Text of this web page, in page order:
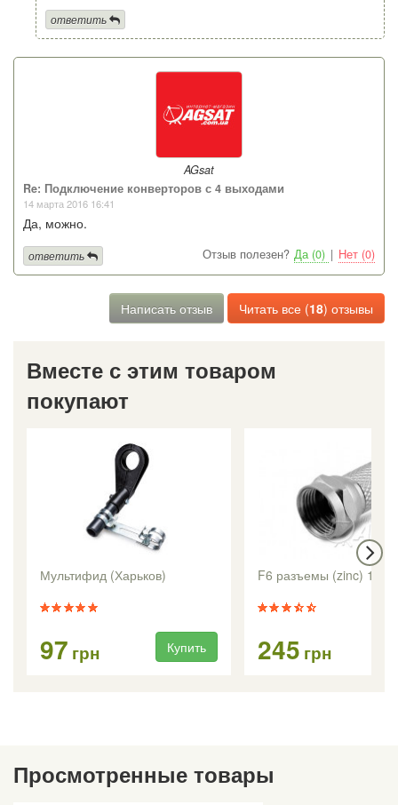
ответить
AGsat
Re: Подключение конверторов с 4 выходами
14 марта 2016 16:41
Да, можно.
Отзыв полезен? Да (0) | Нет (0)
ответить
Написать отзыв Читать все (18) отзывы
Вместе с этим товаром
покупают
Мультифид (Харьков)
97 грн Купить
F6 разъемы (zinc) 100
245 грн
Просмотренные товары